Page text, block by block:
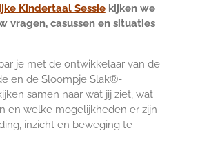
Kindertaal Sessiekijken we
vragen, casussen en situaties
je met de ontwikkelaar van de
en de Sloompje Slak®-
samen naar wat jij ziet, wat
en welke mogelijkheden er zijn
inzicht en beweging te